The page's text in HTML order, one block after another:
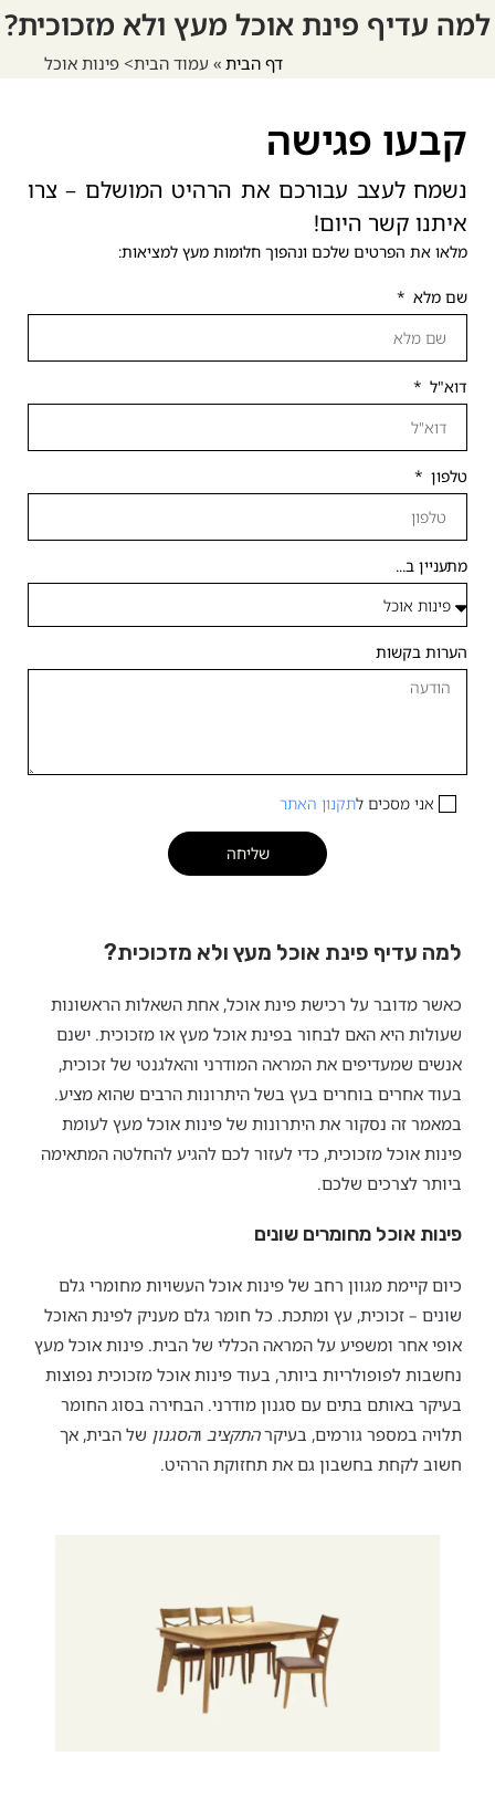
למה עדיף פינת אוכל מעץ ולא מזכוכית?
דף הבית » עמוד הבית> פינות אוכל
קבעו פגישה
נשמח לעצב עבורכם את הרהיט המושלם – צרו
איתנו קשר היום!
מלאו את הפרטים שלכם ונהפוך חלומות מעץ למציאות:
שם מלא
דוא"ל
טלפון
מתעניין ב...
הערות בקשות
אני מסכים לתקנון האתר
שליחה
למה עדיף פינת אוכל מעץ ולא מזכוכית?
כאשר מדובר על רכישת פינת אוכל, אחת השאלות הראשונות
שעולות היא האם לבחור בפינת אוכל מעץ או מזכוכית. ישנם
אנשים שמעדיפים את המראה המודרני והאלגנטי של זכוכית,
בעוד אחרים בוחרים בעץ בשל היתרונות הרבים שהוא מציע.
במאמר זה נסקור את היתרונות של פינות אוכל מעץ לעומת
פינות אוכל מזכוכית, כדי לעזור לכם להגיע להחלטה המתאימה
ביותר לצרכים שלכם.
פינות אוכל מחומרים שונים
כיום קיימת מגוון רחב של פינות אוכל העשויות מחומרי גלם
שונים – זכוכית, עץ ומתכת. כל חומר גלם מעניק לפינת האוכל
אופי אחר ומשפיע על המראה הכללי של הבית. פינות אוכל מעץ
נחשבות לפופולריות ביותר, בעוד פינות אוכל מזכוכית נפוצות
בעיקר באותם בתים עם סגנון מודרני. הבחירה בסוג החומר
תלויה במספר גורמים, בעיקרהתקציב והסגנון של הבית, אך
חשוב לקחת בחשבון גם את תחזוקת הרהיט.